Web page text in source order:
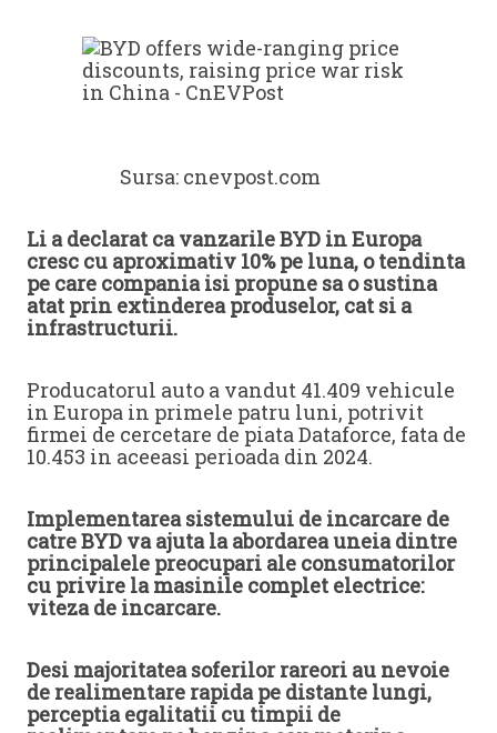
Sursa: cnevpost.com
Li a declarat ca vanzarile BYD in Europa
cresc cu aproximativ 10% pe luna, o tendinta
pe care compania isi propune sa o sustina
atat prin extinderea produselor, cat si a
infrastructurii.
Producatorul auto a vandut 41.409 vehicule
in Europa in primele patru luni, potrivit
firmei de cercetare de piata Dataforce, fata de
10.453 in aceeasi perioada din 2024.
Implementarea sistemului de incarcare de
catre BYD va ajuta la abordarea uneia dintre
principalele preocupari ale consumatorilor
cu privire la masinile complet electrice:
viteza de incarcare.
Desi majoritatea soferilor rareori au nevoie
de realimentare rapida pe distante lungi,
perceptia egalitatii cu timpii de